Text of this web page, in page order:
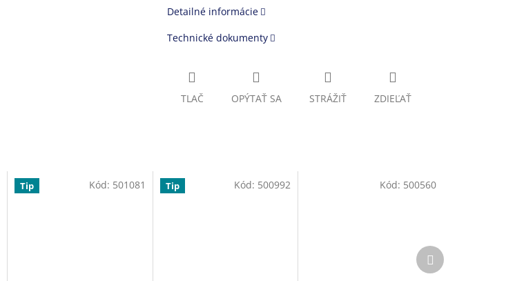
Detailné informácie
Technické dokumenty
TLAČ OPÝTAŤ SA STRÁŽIŤ ZDIEĽAŤ
Tip Kód: 501081 Tip Kód: 500992 Kód: 500560
Ďalší
produkt